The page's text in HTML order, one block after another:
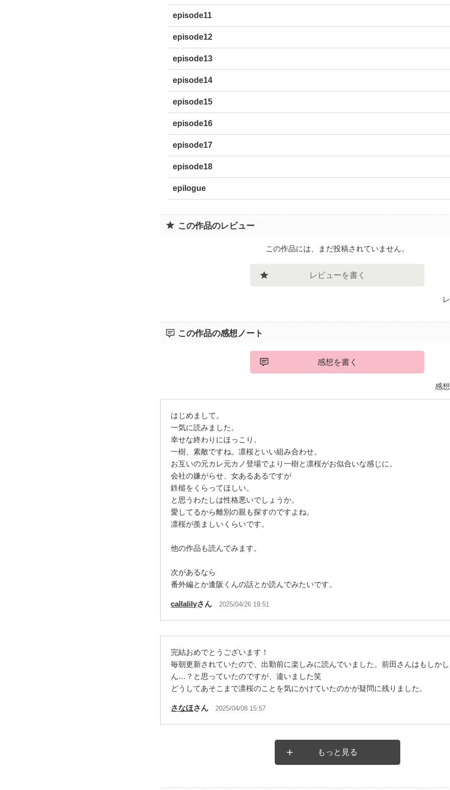
episode11
episode12
episode13
episode14
episode15
episode16
episode17
episode18
epilogue
この作品のレビュー
この作品には、まだ投稿されていません。
レビューを書く
この作品の感想ノート
感想を書く
感
はじめまして。
一気に読みました。
幸せな終わりにほっこり。
一樹、素敵ですね。凛桜といい組み合わせ。
お互いの元カレ元カノ登場でより一樹と凛桜がお似合いな感じに。
会社の嫌がらせ、女あるあるですが
鉄槌をくらってほしい。
と思うわたしは性格悪いでしょうか。
愛してるから離別の親も探すのですよね。
凛桜が羨ましいくらいです。
他の作品も読んでみます。
次があるなら
番外編とか逢阪くんの話とか読んでみたいです。
callalilyさん 2025/04/26 19:51
完結おめでとうございます！
毎朝更新されていたので、出勤前に楽しみに読んでいました。前田さんはもしか
ん…？と思っていたのですが、違いました笑
どうしてあそこまで凛桜のことを気にかけていたのかが疑問に残りました。
さなほさん 2025/04/08 15:57
もっと見る